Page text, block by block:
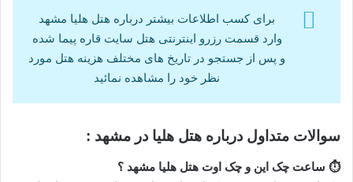
برای کسب اطلاعات بیشتر درباره هتل هلیا مشهد
وارد قسمت رزرو اینترنتی هتل سایت قاره پیما شده
و پس از جستجو در تاریخ های مختلف هزینه هتل مورد
نظر خود را مشاهده نمائید
سوالات متداول درباره هتل هلیا در مشهد :
⏱️ ساعت چک این و چک اوت هتل هلیا مشهد ؟